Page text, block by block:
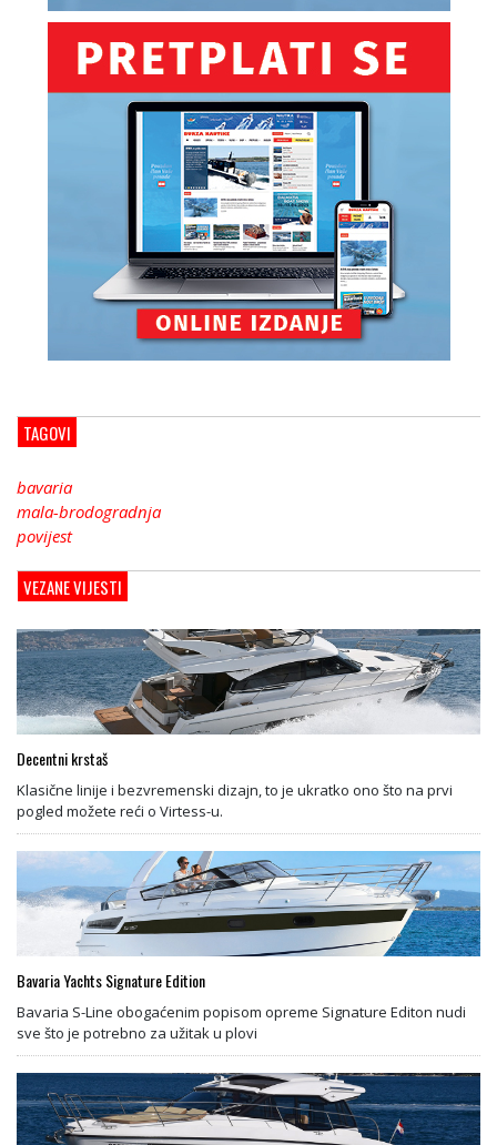
TAGOVI
bavaria
mala-brodogradnja
povijest
VEZANE VIJESTI
Decentni krstaš
Klasične linije i bezvremenski dizajn, to je ukratko ono što na prvi
pogled možete reći o Virtess-u.
Bavaria Yachts Signature Edition
Bavaria S-Line obogaćenim popisom opreme Signature Editon nudi
sve što je potrebno za užitak u plovi